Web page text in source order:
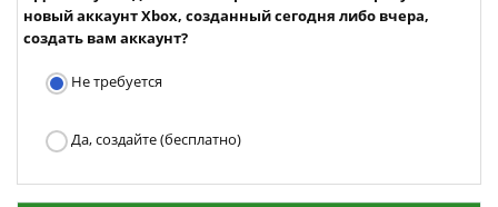
новый аккаунт Xbox, созданный сегодня либо вчера,
создать вам аккаунт?
Не требуется
Да, создайте (бесплатно)